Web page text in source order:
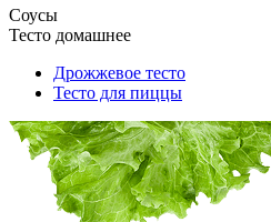
Соусы
Тесто домашнее
Дрожжевое тесто
Тесто для пиццы